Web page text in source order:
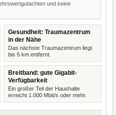
und keine
Gesundheit: Traumazentrum
in der Nähe
Das nächste Traumazentrum liegt
bis 5 km entfernt.
Breitband: gute Gigabit-
Verfügbarkeit
Ein großer Teil der Haushalte
erreicht 1.000 Mbit/s oder mehr.